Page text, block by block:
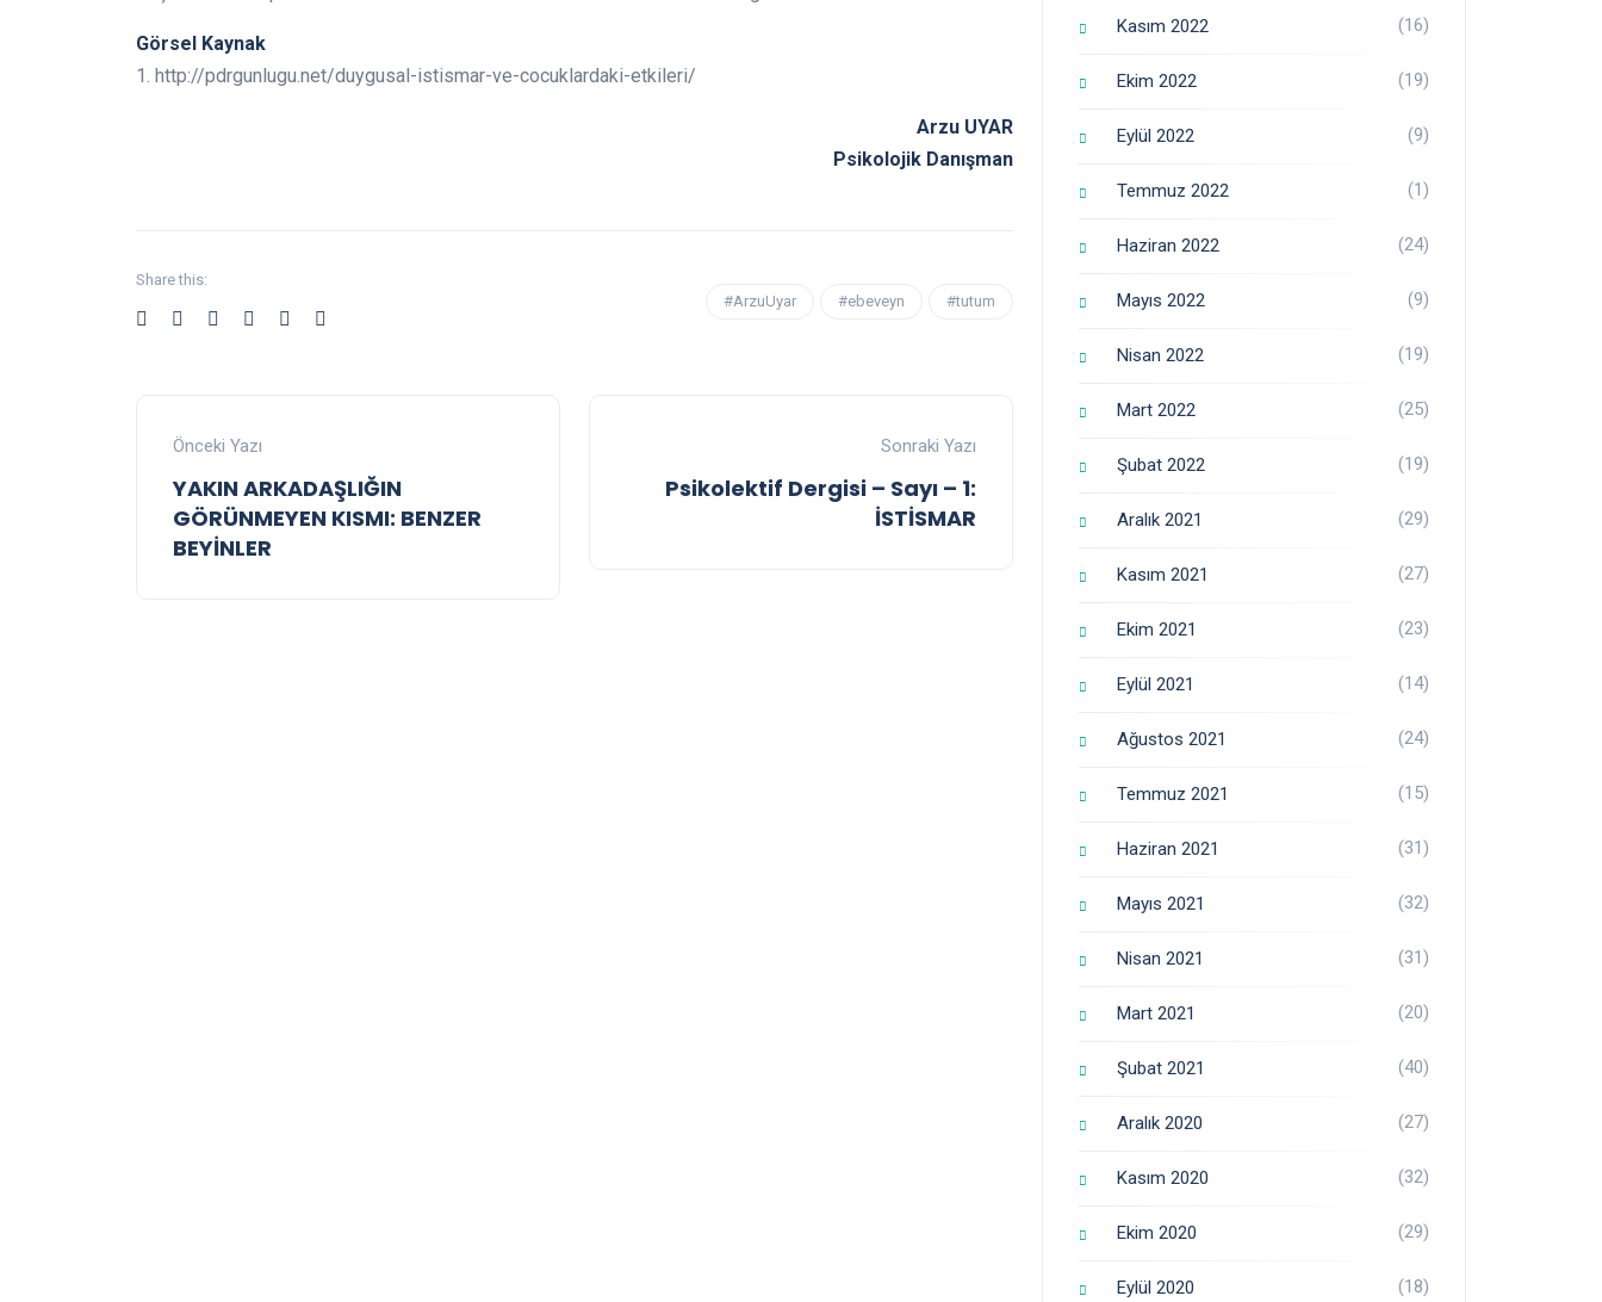
Görsel Kaynak
1. http://pdrgunlugu.net/duygusal-istismar-ve-cocuklardaki-etkileri/
Arzu UYAR
Psikolojik Danışman
Share this:
#ArzuUyar
#ebeveyn #tutum
Önceki Yazı
YAKIN ARKADAŞLIĞIN
GÖRÜNMEYEN KISMI: BENZER
BEYİNLER
Sonraki Yazı
Psikolektif Dergisi – Sayı – 1:
İSTİSMAR
Kasım 2022 (16)
Ekim 2022 (19)
Eylül 2022 (9)
Temmuz 2022 (1)
Haziran 2022 (24)
Mayıs 2022 (9)
Nisan 2022 (19)
Mart 2022 (25)
Şubat 2022 (19)
Aralık 2021 (29)
Kasım 2021 (27)
Ekim 2021 (23)
Eylül 2021 (14)
Ağustos 2021 (24)
Temmuz 2021 (15)
Haziran 2021 (31)
Mayıs 2021 (32)
Nisan 2021 (31)
Mart 2021 (20)
Şubat 2021 (40)
Aralık 2020 (27)
Kasım 2020 (32)
Ekim 2020 (29)
Eylül 2020 (18)